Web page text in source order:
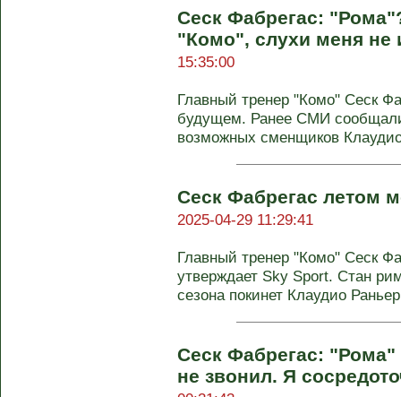
Сеск Фабрегас:
"Комо", слухи меня не
15:35:00
Главный тренер "Комо" Сеск
будущем. Ранее СМИ
возможных сменщиков
Сеск Фабрегас летом
2025-04-29 11:29:41
Главный тренер "Комо" Сеск
утверждает Sky Sport. Стан
сезона покинет Клаудио
Сеск Фабрегас:
не звонил. Я